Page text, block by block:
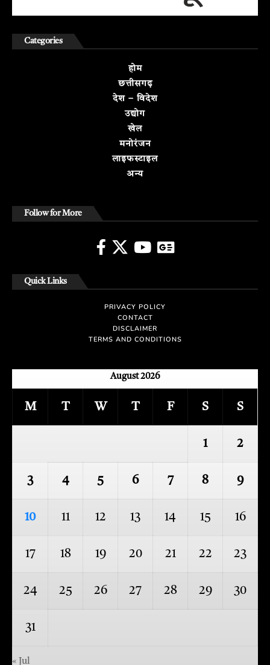
Categories
होम
छत्तीसगढ़
देश – विदेश
उद्योग
खेल
मनोरंजन
लाइफस्टाइल
अन्य
Follow for More
Quick Links
PRIVACY POLICY
CONTACT
DISCLAIMER
TERMS AND CONDITIONS
August 2026
M T W T F S S
1 2
3 4 5 6 7 8 9
10 11 12 13 14 15 16
17 18 19 20 21 22 23
24 25 26 27 28 29 30
31
« Jul